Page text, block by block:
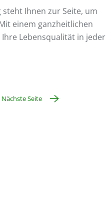
Ihnen zur Seite, um
einem ganzheitlichen
Lebensqualität in jeder
Nächste Seite